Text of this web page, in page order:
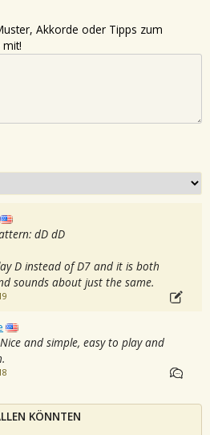
Akkorde oder Tipps zum
mit!
dD dD
D instead of D7 and it is both
sounds about just the same.
and simple, easy to play and
KÖNNTEN